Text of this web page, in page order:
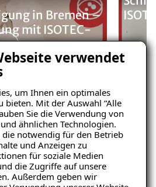
verwendet
um Ihnen ein optimales
bieten. Mit der Auswahl “Alle
Sie die Verwendung von
ähnlichen Technologien.
die notwendig für den Betrieb
und Anzeigen zu
für soziale Medien
die Zugriffe auf unsere
Außerdem geben wir
in Bremen –
mit ISOTEC-
den bundesweit